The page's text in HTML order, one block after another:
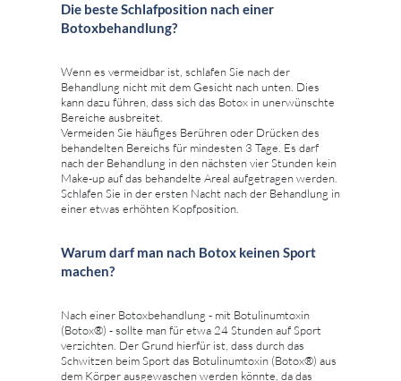
Die beste Schlafposition nach einer
Botoxbehandlung?
Wenn es vermeidbar ist, schlafen Sie nach der
Behandlung nicht mit dem Gesicht nach unten. Dies
kann dazu führen, dass sich das Botox in unerwünschte
Bereiche ausbreitet.
Vermeiden Sie häufiges Berühren oder Drücken des
behandelten Bereichs für mindesten 3 Tage. Es darf
nach der Behandlung in den nächsten vier Stunden kein
Make-up auf das behandelte Areal aufgetragen werden.
Schlafen Sie in der ersten Nacht nach der Behandlung in
einer etwas erhöhten Kopfposition.
Warum darf man nach Botox keinen Sport
machen?
Nach einer Botoxbehandlung - mit Botulinumtoxin
(Botox®) - sollte man für etwa 24 Stunden auf Sport
verzichten. Der Grund hierfür ist, dass durch das
Schwitzen beim Sport das Botulinumtoxin (Botox®) aus
dem Körper ausgewaschen werden könnte, da das